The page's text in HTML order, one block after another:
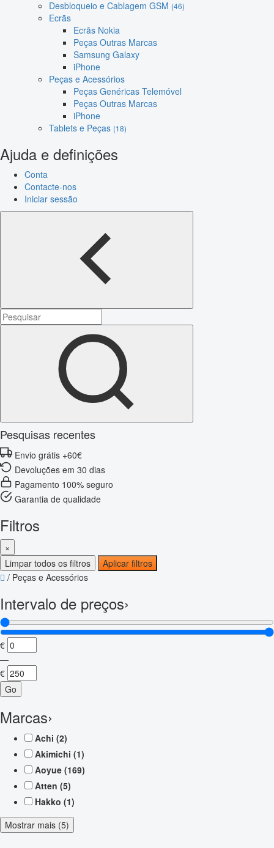
Desbloqueio e Cablagem GSM (46)
Ecrãs
Ecrãs Nokia
Peças Outras Marcas
Samsung Galaxy
iPhone
Peças e Acessórios
Peças Genéricas Telemóvel
Peças Outras Marcas
iPhone
Tablets e Peças (18)
Ajuda e definições
Conta
Contacte-nos
Iniciar sessão
Pesquisas recentes
Envio grátis +60€
Devoluções em 30 dias
Pagamento 100% seguro
Garantia de qualidade
Filtros
×
Limpar todos os filtros
Aplicar filtros
/ Peças e Acessórios
Intervalo de preços›
€
—
€
Go
Marcas›
Achi (2)
Akimichi (1)
Aoyue (169)
Atten (5)
Hakko (1)
Mostrar mais (5)